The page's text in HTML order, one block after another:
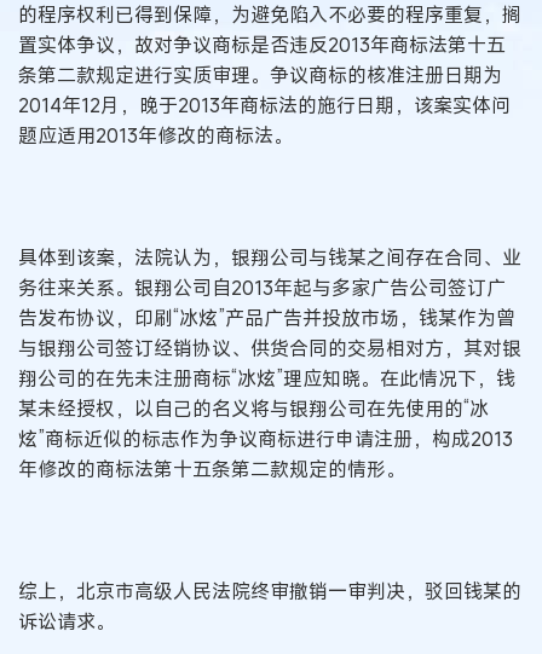
的程序权利已得到保障，为避免陷入不必要的程序重复，搁
置实体争议，故对争议商标是否违反2013年商标法第十五
条第二款规定进行实质审理。争议商标的核准注册日期为
2014年12月，晚于2013年商标法的施行日期，该案实体问
题应适用2013年修改的商标法。
具体到该案，法院认为，银翔公司与钱某之间存在合同、业
务往来关系。银翔公司自2013年起与多家广告公司签订广
告发布协议，印刷“冰炫”产品广告并投放市场，钱某作为曾
与银翔公司签订经销协议、供货合同的交易相对方，其对银
翔公司的在先未注册商标“冰炫”理应知晓。在此情况下，钱
某未经授权，以自己的名义将与银翔公司在先使用的“冰
炫”商标近似的标志作为争议商标进行申请注册，构成2013
年修改的商标法第十五条第二款规定的情形。
综上，北京市高级人民法院终审撤销一审判决，驳回钱某的
诉讼请求。